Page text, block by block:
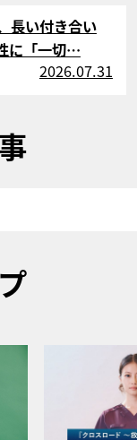
長い付き合い
に「一切…
2026.07.31